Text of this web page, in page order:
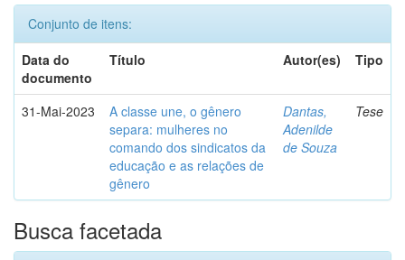
Conjunto de itens:
Data do
documento
Título Autor(es) Tipo
31-Mai-2023
A classe une, o gênero
separa: mulheres no
comando dos sindicatos da
educação e as relações de
gênero
Dantas,
Adenilde
de Souza
Tese
Busca facetada